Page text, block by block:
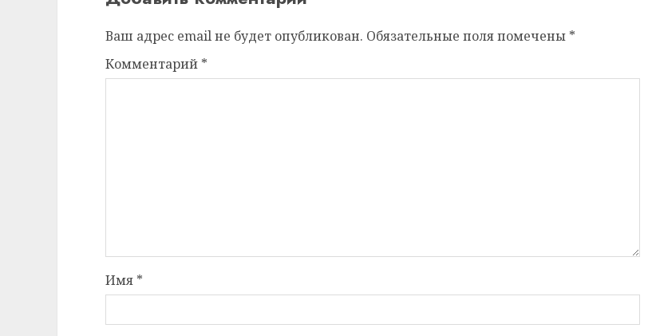
Ваш адрес email не будет опубликован. Обязательные поля помечены *
Комментарий *
Имя *